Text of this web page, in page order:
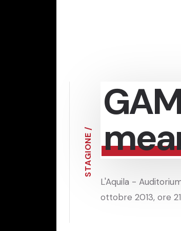
S
T
A
G
I
O
N
E
/
L'Aquila -
ottobre 2013, ore